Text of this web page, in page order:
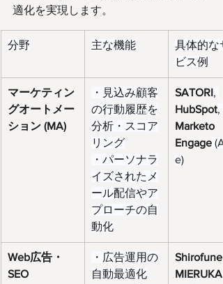
適化を実現します。
分野 主な機能
具体的な
ビス例
マーケティン
グオートメー
ション (MA)
・見込み顧客
の行動履歴を
分析・スコア
リング
・パーソナラ
イズされたメ
ール配信やア
プローチの自
動化
SATORI,
HubSpot,
Marketo
Engage
e)
Web広告・
SEO
・広告運用の
自動最適化
Shirofune
MIERUKA